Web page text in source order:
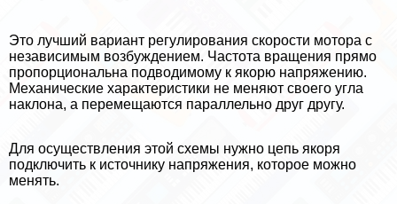
Это лучший вариант регулирования скорости мотора с
независимым возбуждением. Частота вращения прямо
пропорциональна подводимому к якорю напряжению.
Механические хаpaктеристики не меняют своего угла
наклона, а перемещаются параллельно друг другу.
Для осуществления этой схемы нужно цепь якоря
подключить к источнику напряжения, которое можно
менять.